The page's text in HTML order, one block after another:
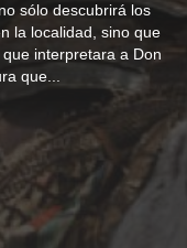
sólo descubrirá los
la localidad, sino que
interpretara a Don
que...